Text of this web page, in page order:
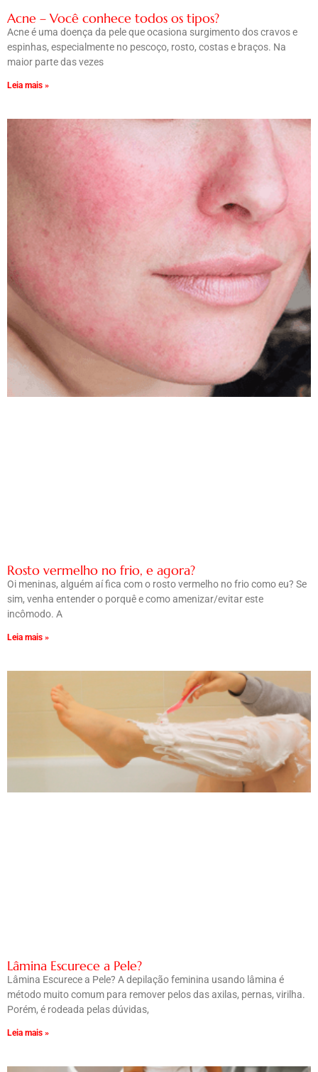
Acne – Você conhece todos os tipos?
Acne é uma doença da pele que ocasiona surgimento dos cravos e
espinhas, especialmente no pescoço, rosto, costas e braços. Na
maior parte das vezes
Leia mais »
Rosto vermelho no frio, e agora?
Oi meninas, alguém aí fica com o rosto vermelho no frio como eu? Se
sim, venha entender o porquê e como amenizar/evitar este
incômodo. A
Leia mais »
Lâmina Escurece a Pele?
Lâmina Escurece a Pele? A depilação feminina usando lâmina é
método muito comum para remover pelos das axilas, pernas, virilha.
Porém, é rodeada pelas dúvidas,
Leia mais »